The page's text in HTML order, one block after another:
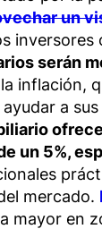
un
inversores
serán
inflación,
a
un 5%,
mercado.
mayor en